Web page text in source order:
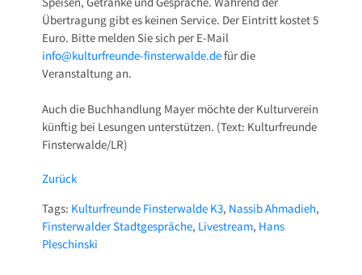
Übertragung gibt es keinen Service. Der Eintritt kostet 5
Euro. Bitte melden Sie sich per E-Mail
info@kulturfreunde-finsterwalde.defür die
Veranstaltung an.
Auch die Buchhandlung Mayer möchte der Kulturverein
künftig bei Lesungen unterstützen. (Text: Kulturfreunde
Finsterwalde/LR)
Zurück
Tags: Kulturfreunde Finsterwalde K3, Nassib Ahmadieh,
Finsterwalder Stadtgespräche, Livestream, Hans
Pleschinski